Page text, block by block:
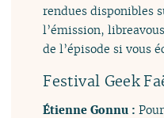
rendues disponibles
l’émission,
de l’épisode si vous
Festival Geek
Étienne Gonnu :